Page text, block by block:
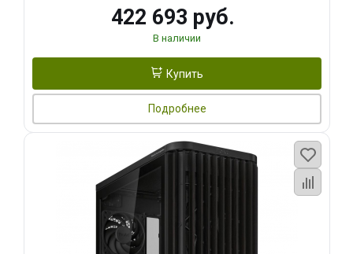
422 693 руб.
В наличии
Купить
Подробнее